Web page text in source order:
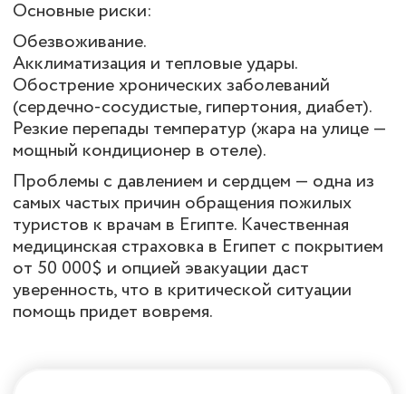
Основные риски:
Обезвоживание.
Акклиматизация и тепловые удары.
Обострение хронических заболеваний
(сердечно-сосудистые, гипертония, диабет).
Резкие перепады температур (жара на улице —
мощный кондиционер в отеле).
Проблемы с давлением и сердцем — одна из
самых частых причин обращения пожилых
туристов к врачам в Египте. Качественная
медицинская страховка в Египет с покрытием
от 50 000$ и опцией эвакуации даст
уверенность, что в критической ситуации
помощь придет вовремя.